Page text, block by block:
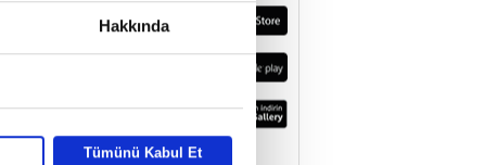
Hakkında
Tümünü Kabul Et